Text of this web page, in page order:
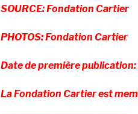
SOURCE: Fondation Cartier
PHOTOS: Fondation Cartier
Date de première
La Fondation Cartier est